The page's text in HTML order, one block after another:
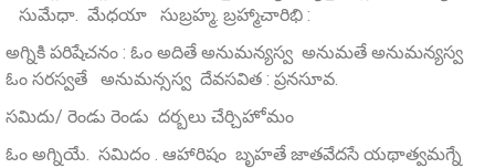
సుమేధా. మేధయా సుబ్రహ్మ. బ్రహ్మాచారిభి :
అగ్నికి పరిషేచనం : ఓం అదితే అనుమన్యస్వ అనుమతే అనుమన్యస్వ
ఓం సరస్వతే అనుమన్సస్వ దేవసవిత : ప్రనసూవ.
సమిదు/ రెండు రెండు దర్బలు చేర్చిహోమం
ఓం అగ్నియే. సమిదం . ఆహారిషం బృహతే జాతవేదసే యథాత్వమగ్నే